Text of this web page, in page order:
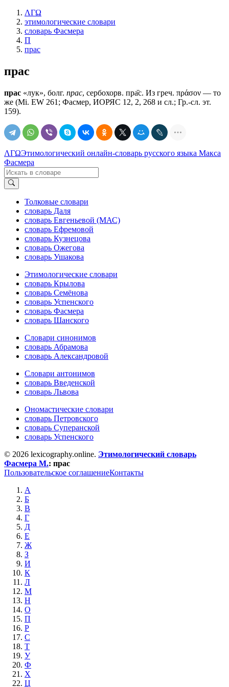
ΛΓΩ
этимологические словари
словарь Фасмера
П
прас
прас
прас «лук», болг. прас, сербохорв. пра̏с. Из греч. πράσον — то
же (Мi. ЕW 261; Фасмер, ИОРЯС 12, 2, 268 и сл.; Гр.-сл. эт.
159).
ΛΓΩЭтимологический онлайн-словарь русского языка Макса
Фасмера
Толковые словари
словарь Даля
словарь Евгеньевой (МАС)
словарь Ефремовой
словарь Кузнецова
словарь Ожегова
словарь Ушакова
Этимологические словари
словарь Крылова
словарь Семёнова
словарь Успенского
словарь Фасмера
словарь Шанского
Словари синонимов
словарь Абрамова
словарь Александровой
Словари антонимов
словарь Введенской
словарь Львова
Ономастические словари
словарь Петровского
словарь Суперанской
словарь Успенского
© 2026 lexicography.online. Этимологический словарь
Фасмера М.: прас
Пользовательское соглашениеКонтакты
А
Б
В
Г
Д
Е
Ж
З
И
К
Л
М
Н
О
П
Р
С
Т
У
Ф
Х
Ц